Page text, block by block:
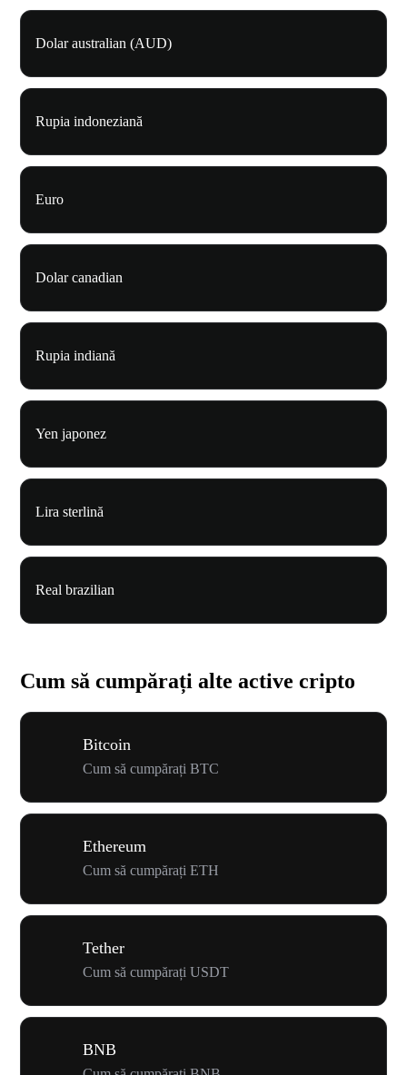
Dolar australian (AUD)
Rupia indoneziană
Euro
Dolar canadian
Rupia indiană
Yen japonez
Lira sterlină
Real brazilian
Cum să cumpărați alte active cripto
Bitcoin
Cum să cumpărați BTC
Ethereum
Cum să cumpărați ETH
Tether
Cum să cumpărați USDT
BNB